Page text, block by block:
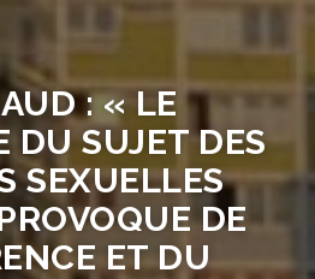
: « LE
DU SUJET DES
SEXUELLES
DE
ET DU